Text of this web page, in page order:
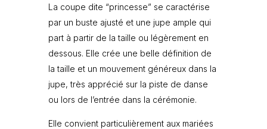
La coupe dite “princesse” se caractérise
par un buste ajusté et une jupe ample qui
part à partir de la taille ou légèrement en
dessous. Elle crée une belle définition de
la taille et un mouvement généreux dans la
jupe, très apprécié sur la piste de danse
ou lors de l’entrée dans la cérémonie.
Elle convient particulièrement aux mariées